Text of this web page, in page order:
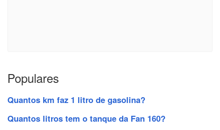
Populares
Quantos km faz 1 litro de gasolina?
Quantos litros tem o tanque da Fan 160?